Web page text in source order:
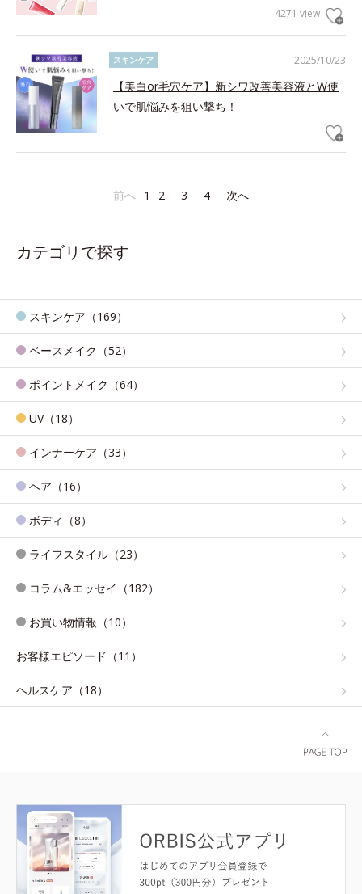
4271 view
2025/10/23
スキンケア
【美白or毛穴ケア】新シワ改善美容液とW使
いで肌悩みを狙い撃ち！
前へ 1 2 3 4 次へ
カテゴリで探す
スキンケア（169）
ベースメイク（52）
ポイントメイク（64）
UV（18）
インナーケア（33）
ヘア（16）
ボディ（8）
ライフスタイル（23）
コラム&エッセイ（182）
お買い物情報（10）
お客様エピソード（11）
ヘルスケア（18）